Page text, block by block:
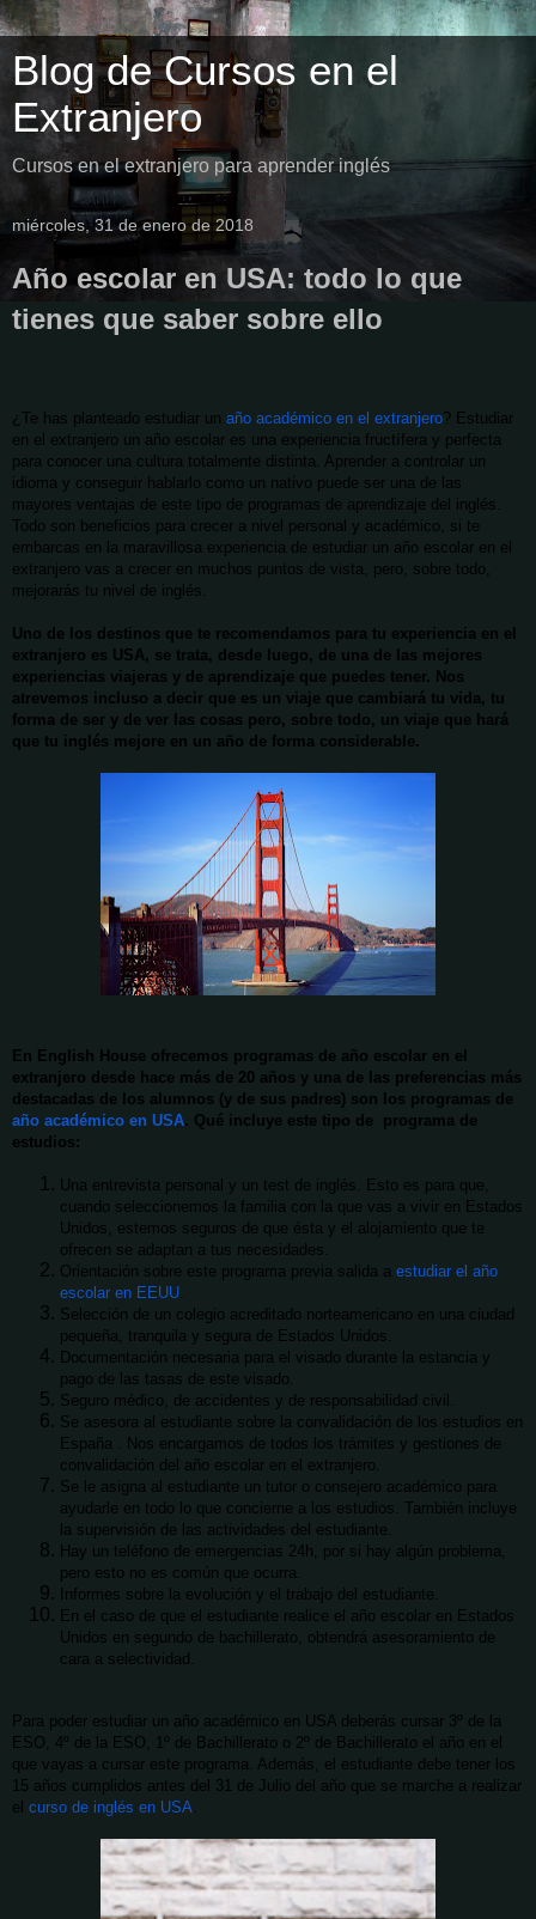
Blog de Cursos en el
Extranjero
Cursos en el extranjero para aprender inglés
miércoles, 31 de enero de 2018
Año escolar en USA: todo lo que
tienes que saber sobre ello
¿Te has planteado estudiar un año académico en el extranjero? Estudiar
en el extranjero un año escolar es una experiencia fructífera y perfecta
para conocer una cultura totalmente distinta. Aprender a controlar un
idioma y conseguir hablarlo como un nativo puede ser una de las
mayores ventajas de este tipo de programas de aprendizaje del inglés.
Todo son beneficios para crecer a nivel personal y académico, si te
embarcas en la maravillosa experiencia de estudiar un año escolar en el
extranjero vas a crecer en muchos puntos de vista, pero, sobre todo,
mejorarás tu nivel de inglés.
Uno de los destinos que te recomendamos para tu experiencia en el
extranjero es USA, se trata, desde luego, de una de las mejores
experiencias viajeras y de aprendizaje que puedes tener. Nos
atrevemos incluso a decir que es un viaje que cambiará tu vida, tu
forma de ser y de ver las cosas pero, sobre todo, un viaje que hará
que tu inglés mejore en un año de forma considerable.
En English House ofrecemos programas de año escolar en el
extranjero desde hace más de 20 años y una de las preferencias más
destacadas de los alumnos (y de sus padres) son los programas de
año académico en USA. Qué incluye este tipo de programa de
estudios:
Una entrevista personal y un test de inglés. Esto es para que,
cuando seleccionemos la familia con la que vas a vivir en Estados
Unidos, estemos seguros de que ésta y el alojamiento que te
ofrecen se adaptan a tus necesidades.
Orientación sobre este programa previa salida a estudiar el año
escolar en EEUU
Selección de un colegio acreditado norteamericano en una ciudad
pequeña, tranquila y segura de Estados Unidos.
Documentación necesaria para el visado durante la estancia y
pago de las tasas de este visado.
Seguro médico, de accidentes y de responsabilidad civil.
Se asesora al estudiante sobre la convalidación de los estudios en
España . Nos encargamos de todos los trámites y gestiones de
convalidación del año escolar en el extranjero.
Se le asigna al estudiante un tutor o consejero académico para
ayudarle en todo lo que concierne a los estudios. También incluye
la supervisión de las actividades del estudiante.
Hay un teléfono de emergencias 24h, por si hay algún problema,
pero esto no es común que ocurra.
Informes sobre la evolución y el trabajo del estudiante.
En el caso de que el estudiante realice el año escolar en Estados
Unidos en segundo de bachillerato, obtendrá asesoramiento de
cara a selectividad.
Para poder estudiar un año académico en USA deberás cursar 3º de la
ESO, 4º de la ESO, 1º de Bachillerato o 2º de Bachillerato el año en el
que vayas a cursar este programa. Además, el estudiante debe tener los
15 años cumplidos antes del 31 de Julio del año que se marche a realizar
el curso de inglés en USA